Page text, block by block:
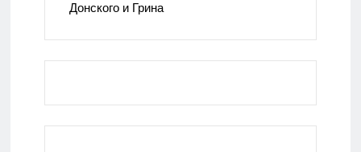
Донского и Грина